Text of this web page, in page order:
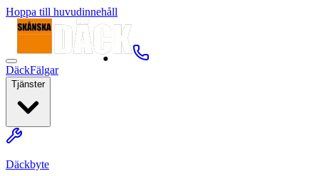
Hoppa till huvudinnehåll
DäckFälgar
Tjänster
Däckbyte